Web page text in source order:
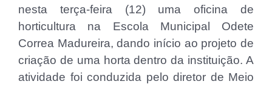
nesta terça-feira (12) uma oficina de
horticultura na Escola Municipal Odete
Correa Madureira, dando início ao projeto de
criação de uma horta dentro da instituição. A
atividade foi conduzida pelo diretor de Meio